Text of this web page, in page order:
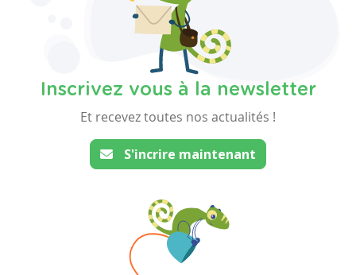
Inscrivez vous à la newsletter
Et recevez toutes nos actualités !
S'incrire maintenant